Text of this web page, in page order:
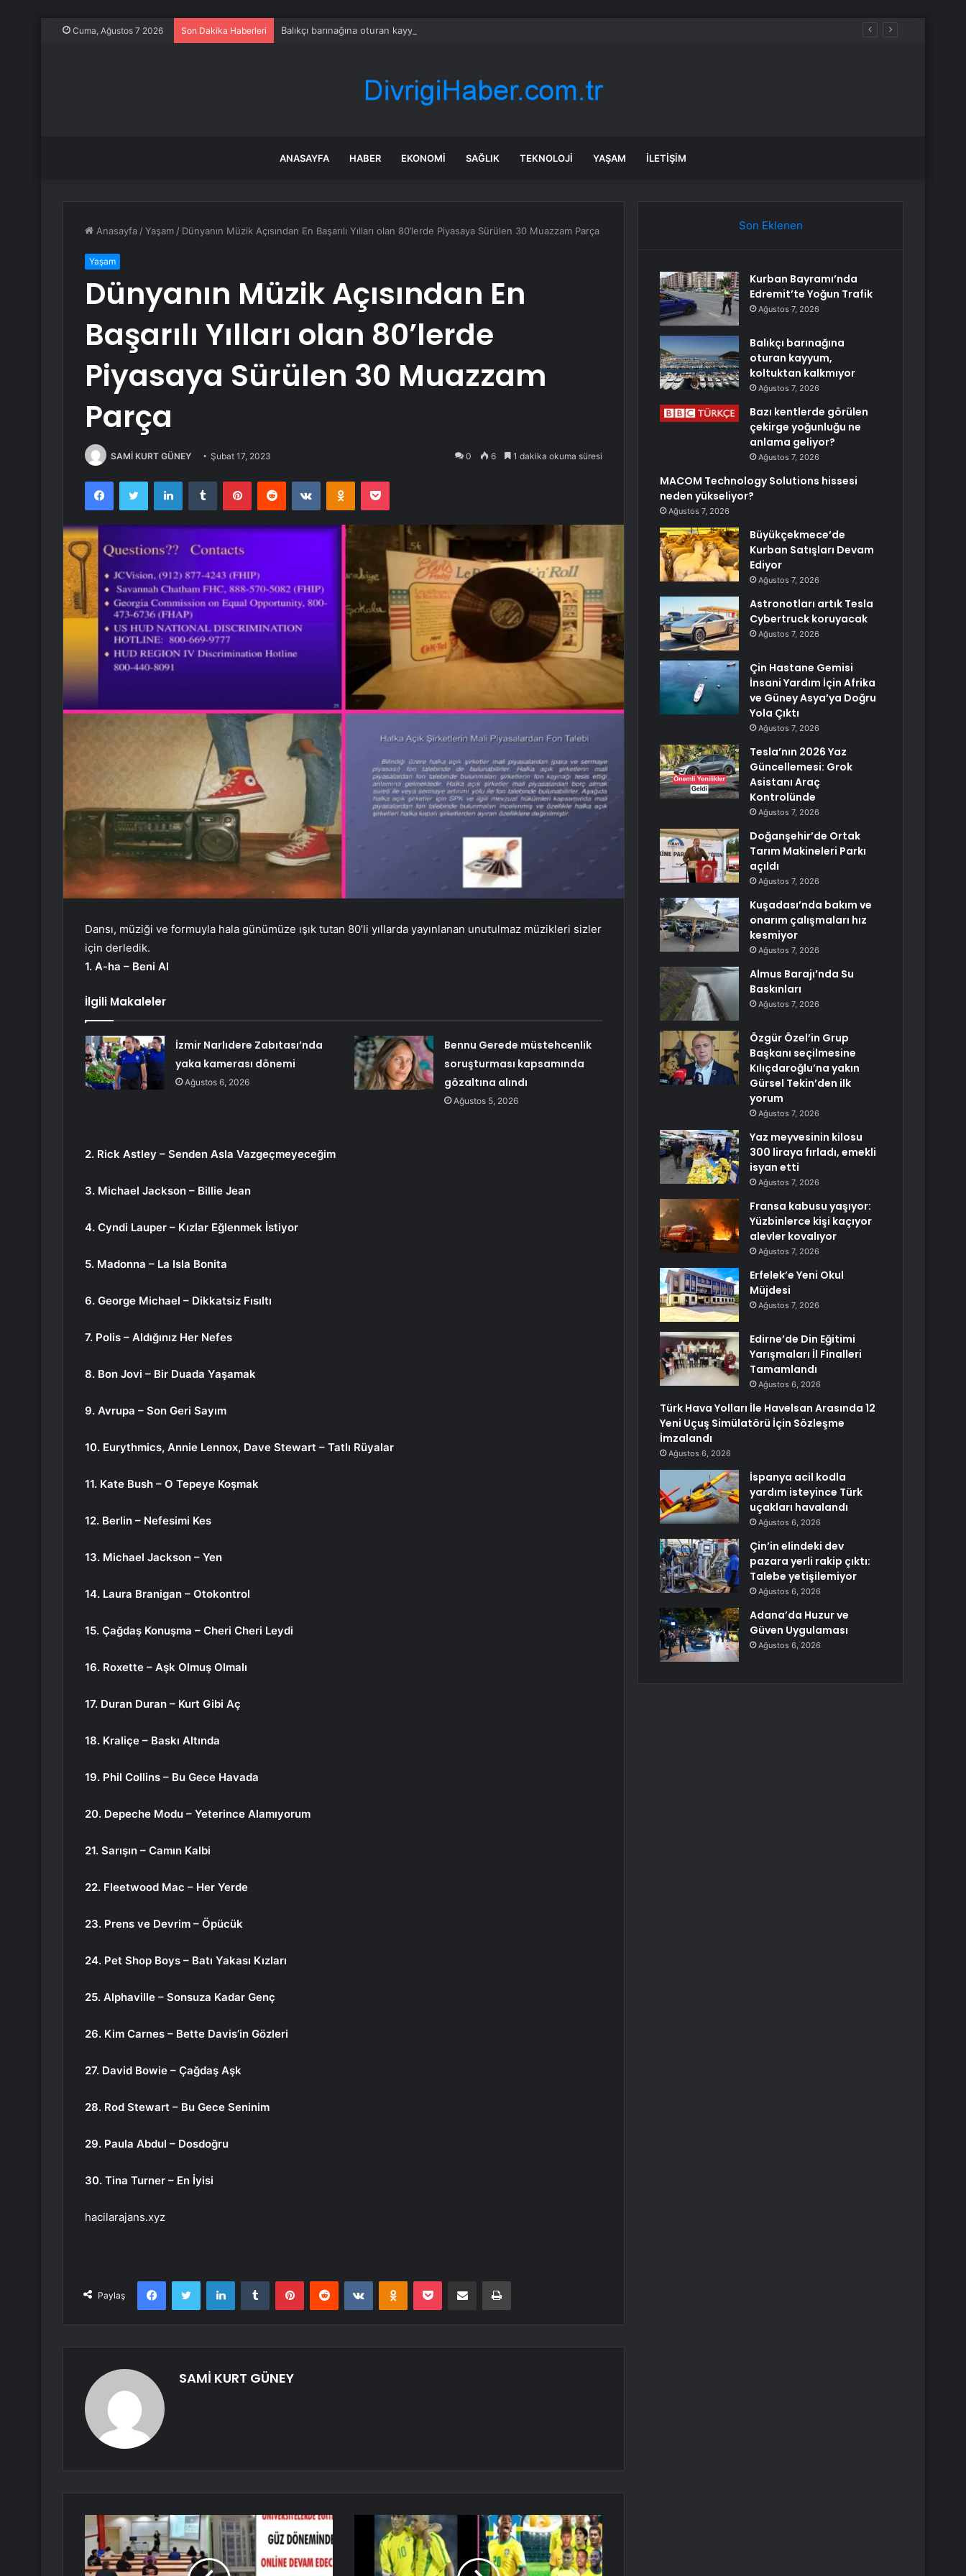
Cuma, Ağustos 7 2026 Son Dakika Haberleri Balıkçı barınağına oturan kayyum, koltuktan kalkmıyor
ANASAYFA HABER EKONOMI SAĞLIK TEKNOLOJI YAŞAM İLETIŞIM
Anasayfa /Yaşam / Dünyanın Müzik Açısından En Başarılı Yılları olan 80’lerde Piyasaya Sürülen 30 Muazzam Parça
Yaşam
Dünyanın Müzik Açısından En
Başarılı Yılları olan 80’lerde
Piyasaya Sürülen 30 Muazzam
Parça
SAMİ KURT GÜNEY Şubat 17, 2023 0 6 1 dakika okuma süresi
FacebookTwitter LinkedInTumblr PinterestReddit VKontakteOdnoklassniki
Pocket
Dansı, müziği ve formuyla hala günümüze ışık tutan 80’li yıllarda yayınlanan unutulmaz müzikleri sizler
için derledik.
1. A-ha – Beni Al
İlgili Makaleler
İzmir Narlıdere Zabıtası’nda
yaka kamerası dönemi
Ağustos 6, 2026
Bennu Gerede müstehcenlik
soruşturması kapsamında
gözaltına alındı
Ağustos 5, 2026
2. Rick Astley – Senden Asla Vazgeçmeyeceğim
3. Michael Jackson – Billie Jean
4. Cyndi Lauper – Kızlar Eğlenmek İstiyor
5. Madonna – La Isla Bonita
6. George Michael – Dikkatsiz Fısıltı
7. Polis – Aldığınız Her Nefes
8. Bon Jovi – Bir Duada Yaşamak
9. Avrupa – Son Geri Sayım
10. Eurythmics, Annie Lennox, Dave Stewart – Tatlı Rüyalar
11. Kate Bush – O Tepeye Koşmak
12. Berlin – Nefesimi Kes
13. Michael Jackson – Yen
14. Laura Branigan – Otokontrol
15. Çağdaş Konuşma – Cheri Cheri Leydi
16. Roxette – Aşk Olmuş Olmalı
17. Duran Duran – Kurt Gibi Aç
18. Kraliçe – Baskı Altında
19. Phil Collins – Bu Gece Havada
20. Depeche Modu – Yeterince Alamıyorum
21. Sarışın – Camın Kalbi
22. Fleetwood Mac – Her Yerde
23. Prens ve Devrim – Öpücük
24. Pet Shop Boys – Batı Yakası Kızları
25. Alphaville – Sonsuza Kadar Genç
26. Kim Carnes – Bette Davis’in Gözleri
27. David Bowie – Çağdaş Aşk
28. Rod Stewart – Bu Gece Seninim
29. Paula Abdul – Dosdoğru
30. Tina Turner – En İyisi
hacilarajans.xyz
Paylaş
FacebookTwitter LinkedInTumblr PinterestReddit VKontakteOdnoklassniki
Pocket E-Posta ile paylaş Yazdır
SAMİ KURT GÜNEY
Son Eklenen
Kurban Bayramı’nda
Edremit’te Yoğun Trafik
Ağustos 7, 2026
Balıkçı barınağına
oturan kayyum,
koltuktan kalkmıyor
Ağustos 7, 2026
Bazı kentlerde görülen
çekirge yoğunluğu ne
anlama geliyor?
Ağustos 7, 2026
MACOM Technology Solutions hissesi
neden yükseliyor?
Ağustos 7, 2026
Büyükçekmece’de
Kurban Satışları Devam
Ediyor
Ağustos 7, 2026
Astronotları artık Tesla
Cybertruck koruyacak
Ağustos 7, 2026
Çin Hastane Gemisi
İnsani Yardım İçin Afrika
ve Güney Asya’ya Doğru
Yola Çıktı
Ağustos 7, 2026
Tesla’nın 2026 Yaz
Güncellemesi: Grok
Asistanı Araç
Kontrolünde
Ağustos 7, 2026
Doğanşehir’de Ortak
Tarım Makineleri Parkı
açıldı
Ağustos 7, 2026
Kuşadası’nda bakım ve
onarım çalışmaları hız
kesmiyor
Ağustos 7, 2026
Almus Barajı’nda Su
Baskınları
Ağustos 7, 2026
Özgür Özel’in Grup
Başkanı seçilmesine
Kılıçdaroğlu’na yakın
Gürsel Tekin’den ilk
yorum
Ağustos 7, 2026
Yaz meyvesinin kilosu
300 liraya fırladı, emekli
isyan etti
Ağustos 7, 2026
Fransa kabusu yaşıyor:
Yüzbinlerce kişi kaçıyor
alevler kovalıyor
Ağustos 7, 2026
Erfelek’e Yeni Okul
Müjdesi
Ağustos 7, 2026
Edirne’de Din Eğitimi
Yarışmaları İl Finalleri
Tamamlandı
Ağustos 6, 2026
Türk Hava Yolları İle Havelsan Arasında 12
Yeni Uçuş Simülatörü İçin Sözleşme
İmzalandı
Ağustos 6, 2026
İspanya acil kodla
yardım isteyince Türk
uçakları havalandı
Ağustos 6, 2026
Çin’in elindeki dev
pazara yerli rakip çıktı:
Talebe yetişilemiyor
Ağustos 6, 2026
Adana’da Huzur ve
Güven Uygulaması
Ağustos 6, 2026